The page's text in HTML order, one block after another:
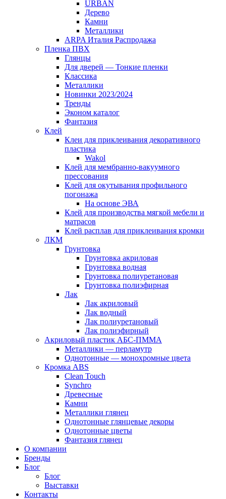
URBAN
Дерево
Камни
Металлики
ARPA Италия Распродажа
Пленка ПВХ
Глянцы
Для дверей — Тонкие пленки
Классика
Металлики
Новинки 2023/2024
Тренды
Эконом каталог
Фантазия
Клей
Клеи для приклеивания декоративного
пластика
Wakol
Клей для мембранно-вакуумного
прессования
Клей для окутывания профильного
погонажа
На основе ЭВА
Клей для производства мягкой мебели и
матрасов
Клей расплав для приклеивания кромки
ЛКМ
Грунтовка
Грунтовка акриловая
Грунтовка водная
Грунтовка полиуретановая
Грунтовка полиэфирная
Лак
Лак акриловый
Лак водный
Лак полиуретановый
Лак полиэфирный
Акриловый пластик АБС-ПММА
Металлики — перламутр
Однотонные — монохромные цвета
Кромка ABS
Clean Touch
Synchro
Древесные
Камни
Металлики глянец
Однотонные глянцевые декоры
Однотонные цветы
Фантазия глянец
О компании
Бренды
Блог
Блог
Выставки
Контакты